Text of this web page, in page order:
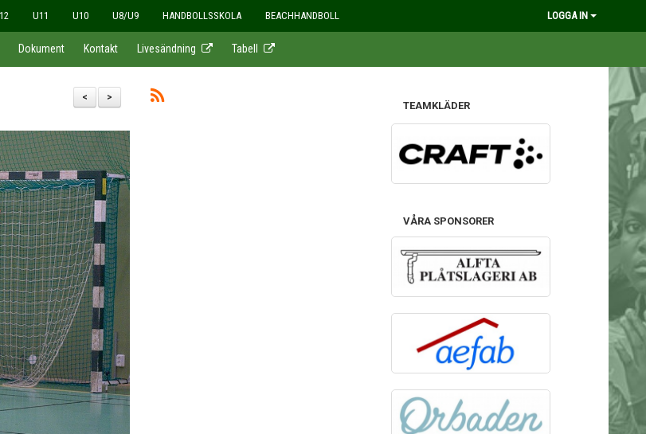
U11 U10 U8/U9 HANDBOLLSSKOLA BEACHHANDBOLL LOGGA IN
Dokument Kontakt Livesändning Tabell
>
<
TEAMKLÄDER
VÅRA SPONSORER